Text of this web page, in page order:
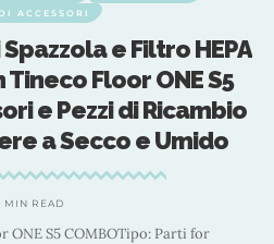
roborock originali
salviette, filtro
laterale Nero per
S7/S7 Max Ultra/S7
Ultra/S8/S8 +/
1 MIN READ